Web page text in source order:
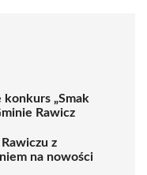
konkurs „Smak
Rawicz
z
na nowości